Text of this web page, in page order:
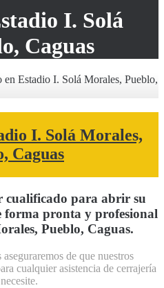
I. Solá
Caguas
en Estadio I. Solá Morales, Pueblo,
I. Solá Morales,
Caguas
cualificado para abrir su
forma pronta y profesional
Pueblo, Caguas.
de que nuestros
cualquier asistencia de cerrajería